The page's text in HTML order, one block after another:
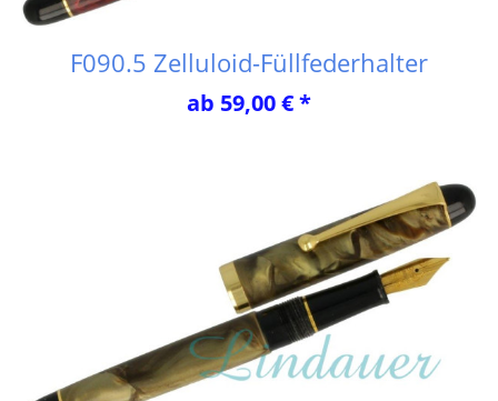
F090.5 Zelluloid-Füllfederhalter
ab 59,00 € *